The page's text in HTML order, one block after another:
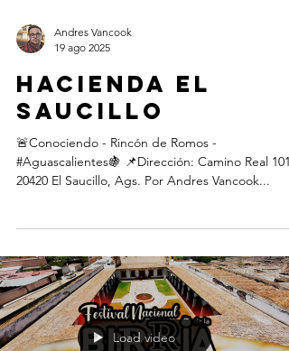
Andres Vancook
19 ago 2025
Hacienda EL
SAUCILLO
🚨Conociendo - Rincón de Romos -
#Aguascalientes🍇 📌Dirección: Camino Real 101,
20420 El Saucillo, Ags. Por Andres Vancook...
Load video